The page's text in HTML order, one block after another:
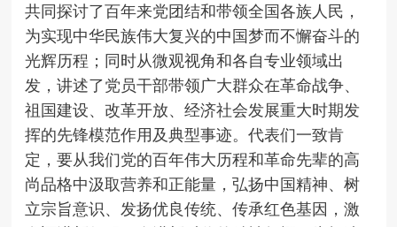
共同探讨了百年来党团结和带领全国各族人民，
为实现中华民族伟大复兴的中国梦而不懈奋斗的
光辉历程；同时从微观视角和各自专业领域出
发，讲述了党员干部带领广大群众在革命战争、
祖国建设、改革开放、经济社会发展重大时期发
挥的先锋模范作用及典型事迹。代表们一致肯
定，要从我们党的百年伟大历程和革命先辈的高
尚品格中汲取营养和正能量，弘扬中国精神、树
立宗旨意识、发扬优良传统、传承红色基因，激